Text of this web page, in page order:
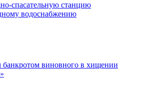
станцию
водоснабжению
виновного в хищении